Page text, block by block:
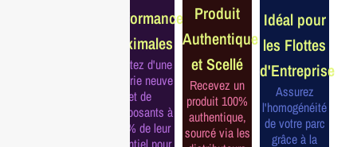
Performance
Maximales
Profitez d'une
batterie neuve
et de
composants à
100% de leur
Produit
Authentique
et Scellé
Recevez un
produit 100%
authentique,
sourcé via les
Idéal pour
les Flottes
d'Entreprise
Assurez
l'homogénéité
de votre parc
grâce à la